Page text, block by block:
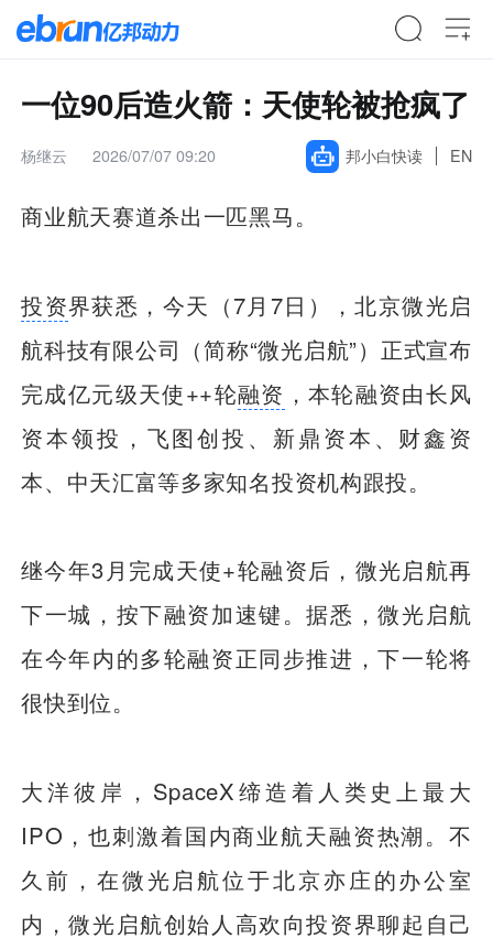
一位90后造火箭：天使轮被抢疯了
杨继云 2026/07/07 09:20 邦小白快读 EN
商业航天赛道杀出一匹黑马。
投资界获悉，今天（7月7日），北京微光启
航科技有限公司（简称“微光启航”）正式宣布
完成亿元级天使++轮融资 ，本轮融资由长风
资本领投，飞图创投、新鼎资本、财鑫资
本、中天汇富等多家知名投资机构跟投。
继今年3月完成天使+轮融资后，微光启航再
下一城，按下融资加速键。据悉，微光启航
在今年内的多轮融资正同步推进，下一轮将
很快到位。
大洋彼岸，SpaceX缔造着人类史上最大
IPO，也刺激着国内商业航天融资热潮。不
久前，在微光启航位于北京亦庄的办公室
内，微光启航创始人高欢向投资界聊起自己